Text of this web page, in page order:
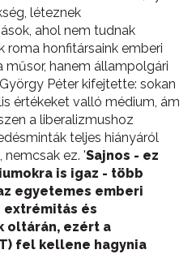
léteznek
ahol nem tudnak
roma honfitársaink emberi
hanem állampolgári
Péter kifejtette: sokan
értékeket valló médium, ám
a liberalizmushoz
teljes hiányáról
ez. 'Sajnos - ez
is igaz - több
egyetemes emberi
és
oltárán, ezért a
fel kellene hagynia